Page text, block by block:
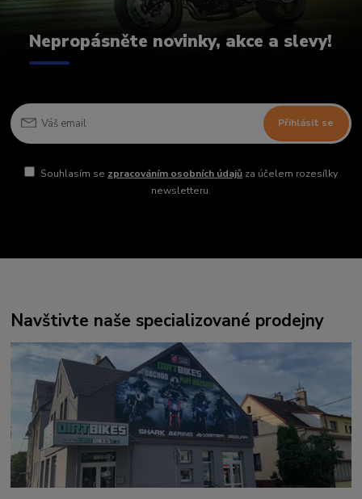
Nepropásněte novinky, akce a slevy!
Přihlásit se
Souhlasím se zpracováním osobních údajůza účelem rozesílky
newsletteru.
Navštivte naše specializované prodejny